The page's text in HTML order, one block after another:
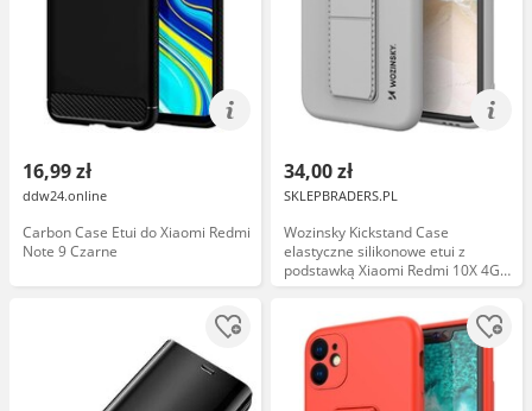
16,99 zł
ddw24.online
Carbon Case Etui do Xiaomi Redmi
Note 9 Czarne
34,00 zł
SKLEPBRADERS.PL
Wozinsky Kickstand Case
elastyczne silikonowe etui z
podstawką Xiaomi Redmi 10X 4G /
Xiaomi Redmi Note 9 szary